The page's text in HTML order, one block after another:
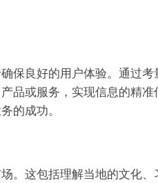
保良好的用户体验。通过
品或服务，实现信息的精
的成功。
。这包括理解当地的文化、